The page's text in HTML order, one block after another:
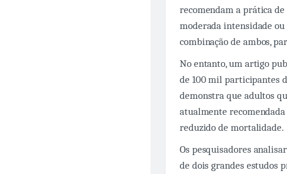
recomendam a prática de
moderada intensidade
combinação de ambos,
No entanto, um artigo
de 100 mil participantes
demonstra que adultos
atualmente
reduzido de mortalidade.
Os pesquisadores
de dois grandes estudos